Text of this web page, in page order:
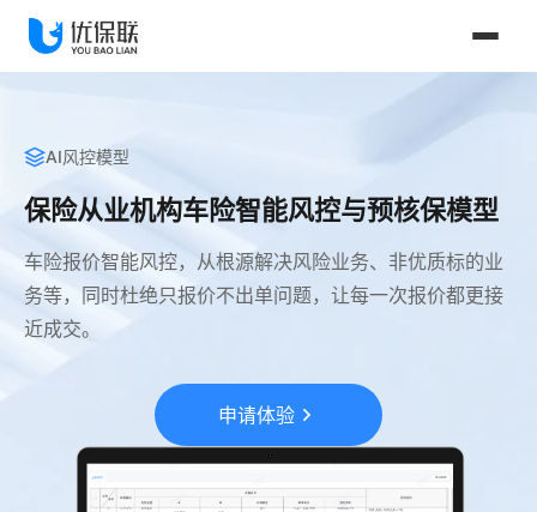
AI风控模型
保险从业机构车险智能风控与预核保模型
车险报价智能风控，从根源解决风险业务、非优质标的业
务等，同时杜绝只报价不出单问题，让每一次报价都更接
近成交。
申请体验